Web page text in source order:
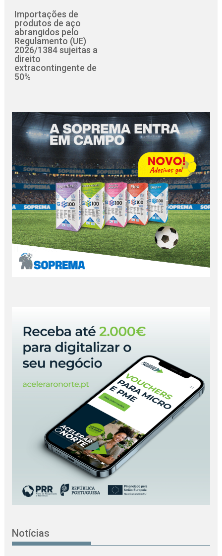
Importações de
produtos de aço
abrangidos pelo
Regulamento (UE)
2026/1384 sujeitas a
direito
extracontingente de
50%
Notícias